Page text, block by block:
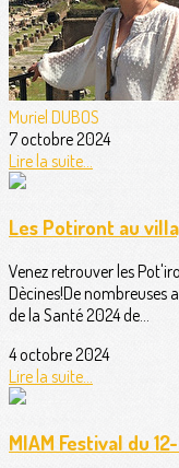
Muriel DUBOS
7 octobre 2024
Lire la suite...
Les Potiront au
Venez retrouver les
Dècines!De nombreuses
de la Santé 2024 de...
4 octobre 2024
Lire la suite...
MIAM Festival du